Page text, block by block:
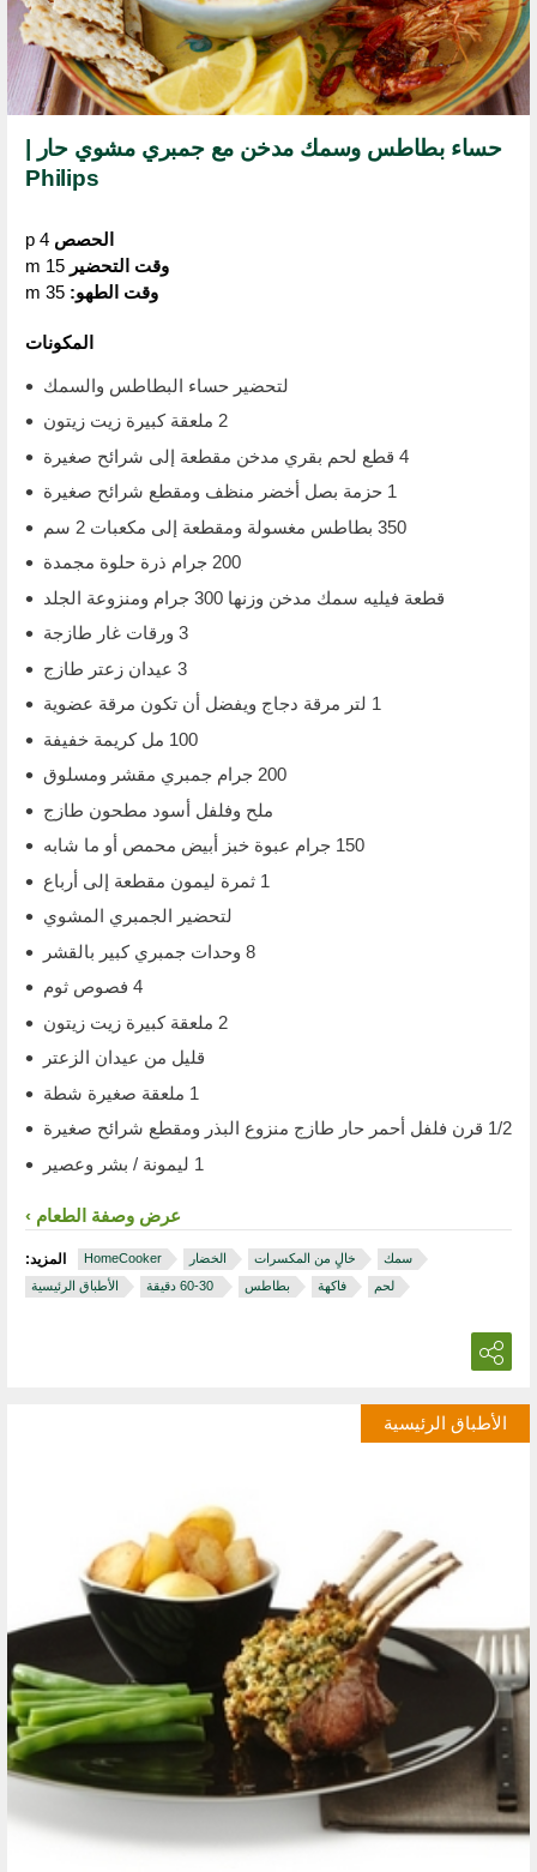
حساء بطاطس وسمك مدخن مع جمبري مشوي حار |
Philips
الحصص4 p
وقت التحضير15 m
وقت الطهو:35 m
المكونات
لتحضير حساء البطاطس والسمك
350 بطاطس مغسولة ومقطعة إلى مكعبات 2 سم
200 جرام ذرة حلوة مجمدة
قطعة فيليه سمك مدخن وزنها 300 جرام ومنزوعة الجلد
100 مل كريمة خفيفة
200 جرام جمبري مقشر ومسلوق
ملح وفلفل أسود مطحون طازج
150 جرام عبوة خبز أبيض محمص أو ما شابه
لتحضير الجمبري المشوي
قليل من عيدان الزعتر
1/2 قرن فلفل أحمر حار طازج منزوع البذر ومقطع شرائح صغيرة
عرض وصفة الطعام
المزيد: HomeCooker الخضار خالٍ من المكسرات
سمك
الأطباق الرئيسية
‏ 30‏-60 دقيقة بطاطس فاكهة لحم
الأطباق الرئيسية